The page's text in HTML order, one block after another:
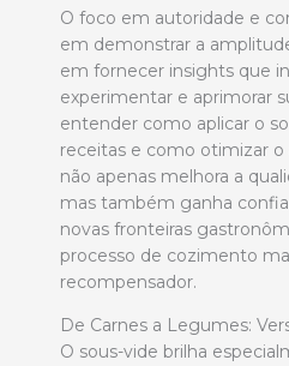
O foco em autoridade e
em demonstrar a
em fornecer insights que
experimentar e aprimorar
entender como aplicar o
receitas e como otimizar
não apenas melhora a
mas também ganha
novas fronteiras
processo de cozimento
recompensador.
De Carnes a Legumes:
O sous-vide brilha